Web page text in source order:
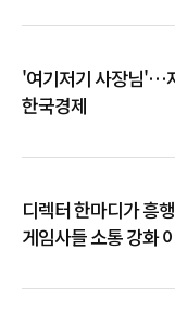
'여기저기 사장님'…
한국경제
디렉터 한마디가 흥
게임사들 소통 강화